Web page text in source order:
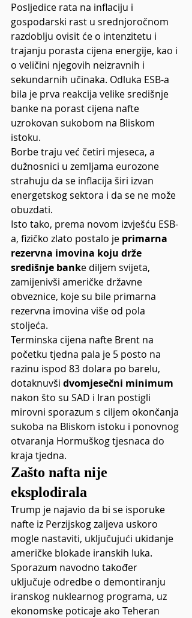
Posljedice rata na inflaciju i
gospodarski rast u srednjoročnom
razdoblju ovisit će o intenzitetu i
trajanju porasta cijena energije, kao i
o veličini njegovih neizravnih i
sekundarnih učinaka. Odluka ESB-a
bila je prva reakcija velike središnje
banke na porast cijena nafte
uzrokovan sukobom na Bliskom
istoku.
Borbe traju već četiri mjeseca, a
dužnosnici u zemljama eurozone
strahuju da se inflacija širi izvan
energetskog sektora i da se ne može
obuzdati.
Isto tako, prema novom izvješću ESB-
a, fizičko zlato postalo je primarna
rezervna imovina koju drže
središnje banke diljem svijeta,
zamijenivši američke državne
obveznice, koje su bile primarna
rezervna imovina više od pola
stoljeća.
Terminska cijena nafte Brent na
početku tjedna pala je 5 posto na
razinu ispod 83 dolara po barelu,
dotaknuvši dvomjesečni minimum
nakon što su SAD i Iran postigli
mirovni sporazum s ciljem okončanja
sukoba na Bliskom istoku i ponovnog
otvaranja Hormuškog tjesnaca do
kraja tjedna.
Zašto nafta nije
eksplodirala
Trump je najavio da bi se isporuke
nafte iz Perzijskog zaljeva uskoro
mogle nastaviti, uključujući ukidanje
američke blokade iranskih luka.
Sporazum navodno također
uključuje odredbe o demontiranju
iranskog nuklearnog programa, uz
ekonomske poticaje ako Teheran